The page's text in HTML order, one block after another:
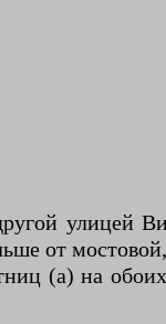
улицей
от
(а) на